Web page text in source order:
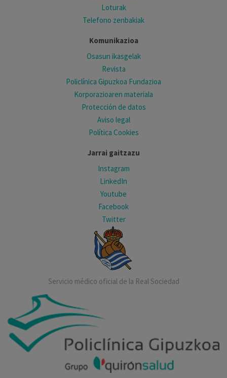
Loturak
Telefono zenbakiak
Komunikazioa
Osasun ikasgelak
Revista
Policlínica Gipuzkoa Fundazioa
Korporazioaren materiala
Protección de datos
Aviso legal
Política Cookies
Jarrai gaitzazu
Instagram
LinkedIn
Youtube
Facebook
Twitter
Servicio médico oficial de la Real Sociedad